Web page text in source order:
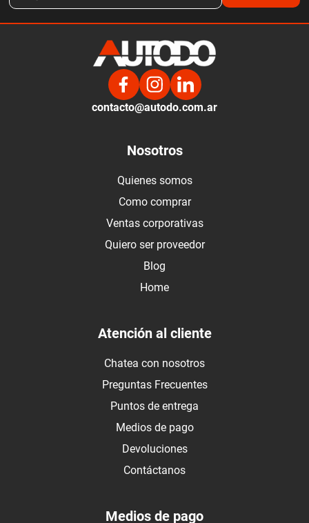
contacto@autodo.com.ar
Nosotros
Quienes somos
Como comprar
Ventas corporativas
Quiero ser proveedor
Blog
Home
Atención al cliente
Chatea con nosotros
Preguntas Frecuentes
Puntos de entrega
Medios de pago
Devoluciones
Contáctanos
Medios de pago